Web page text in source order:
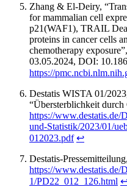
Zhang & El-Deiry,
for mammalian cell
p21(WAF1), TRAIL
proteins in cancer cells
chemotherapy exposure”,
03.05.2024, DOI:
https://
Destatis WISTA 01/
“Übersterblichkeit
https://
und-Statistik/2023/01/
012023.pdf ↩︎
Destatis-
https://www.destatis.de/
1/PD22_012_126.html